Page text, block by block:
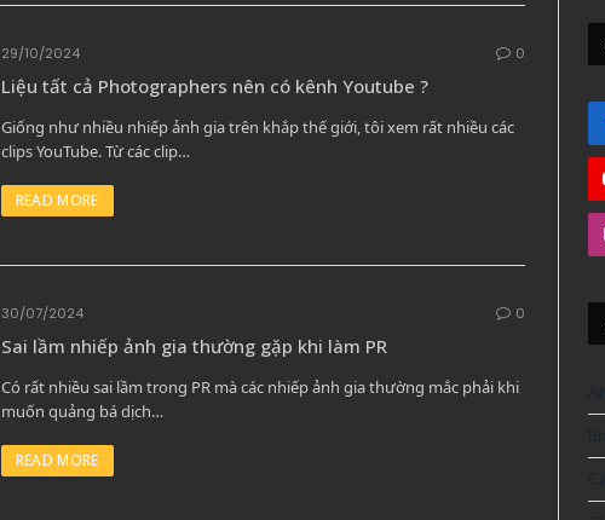
29/10/2024 0
Liệu tất cả Photographers nên có kênh Youtube ?
Giống như nhiều nhiếp ảnh gia trên khắp thế giới, tôi xem rất nhiều các
clips YouTube. Từ các clip…
READ MORE
30/07/2024 0
Sai lầm nhiếp ảnh gia thường gặp khi làm PR
Có rất nhiều sai lầm trong PR mà các nhiếp ảnh gia thường mắc phải khi
muốn quảng bá dịch…
READ MORE